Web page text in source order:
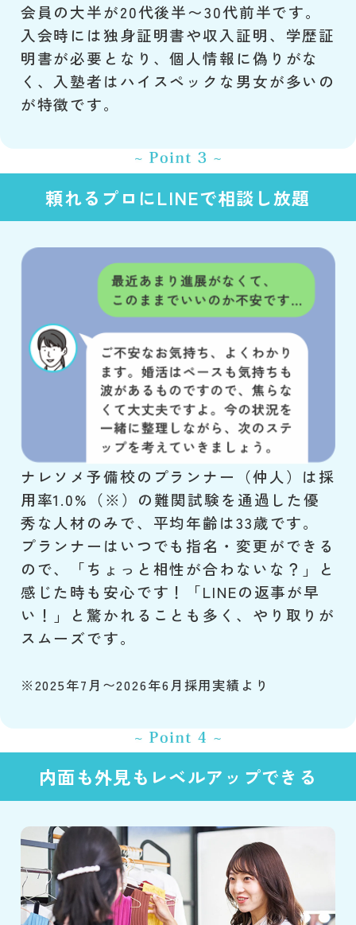
会員の大半が20代後半〜30代前半です。
入会時には独身証明書や収入証明、学歴証
明書が必要となり、個人情報に偽りがな
く、入塾者はハイスペックな男女が多いの
が特徴です。
頼れるプロにLINEで相談し放題
ナレソメ予備校のプランナー（仲人）は採
用率1.0%（※）の難関試験を通過した優
秀な人材のみで、平均年齢は33歳です。
プランナーはいつでも指名・変更ができる
ので、「ちょっと相性が合わないな？」と
感じた時も安心です！「LINEの返事が早
い！」と驚かれることも多く、やり取りが
スムーズです。
※2025年7月〜2026年6月採用実績より
内面も外見もレベルアップできる